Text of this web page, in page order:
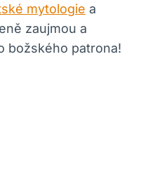
mytologie a
zaujmou a
božského patrona!